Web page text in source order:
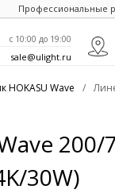
Профессиональные
c 10:00 до 19:00
sale@ulight.ru
HOKASU Wave /
200/
30W)